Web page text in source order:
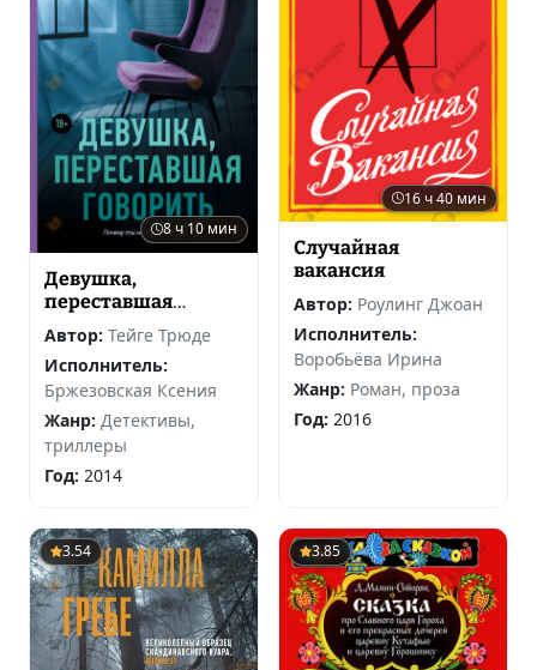
8 ч 10 мин
Девушка,
переставшая
говорить
Автор: Тейге Трюде
Исполнитель:
Бржезовская Ксения
Жанр: Детективы,
триллеры
Год: 2014
16 ч 40 мин
Случайная
вакансия
Автор: Роулинг Джоан
Исполнитель:
Воробьёва Ирина
Жанр: Роман, проза
Год: 2016
3.54 3.85